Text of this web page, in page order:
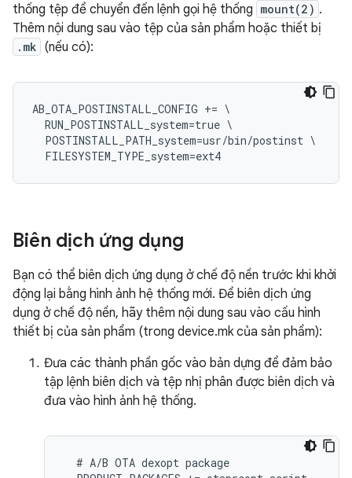
thống tệp để chuyển đến lệnh gọi hệ thống mount(2) .
Thêm nội dung sau vào tệp của sản phẩm hoặc thiết bị
.mk (nếu có):
AB_OTA_POSTINSTALL_CONFIG += \
  RUN_POSTINSTALL_system=true \
  POSTINSTALL_PATH_system=usr/bin/postinst \
Biên dịch ứng dụng
Bạn có thể biên dịch ứng dụng ở chế độ nền trước khi khởi
động lại bằng hình ảnh hệ thống mới. Để biên dịch ứng
dụng ở chế độ nền, hãy thêm nội dung sau vào cấu hình
thiết bị của sản phẩm (trong device.mk của sản phẩm):
Đưa các thành phần gốc vào bản dựng để đảm bảo
tập lệnh biên dịch và tệp nhị phân được biên dịch và
đưa vào hình ảnh hệ thống.
  # A/B OTA dexopt package